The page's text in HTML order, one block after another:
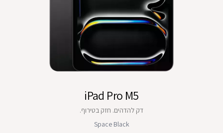
iPad Pro M5
דק להדהים. חזק בטירוף.
Space Black